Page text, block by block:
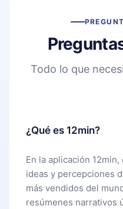
Todo lo que
¿Qué es 12min?
En la aplicación
ideas y percepciones
más vendidos del
resúmenes narrativos